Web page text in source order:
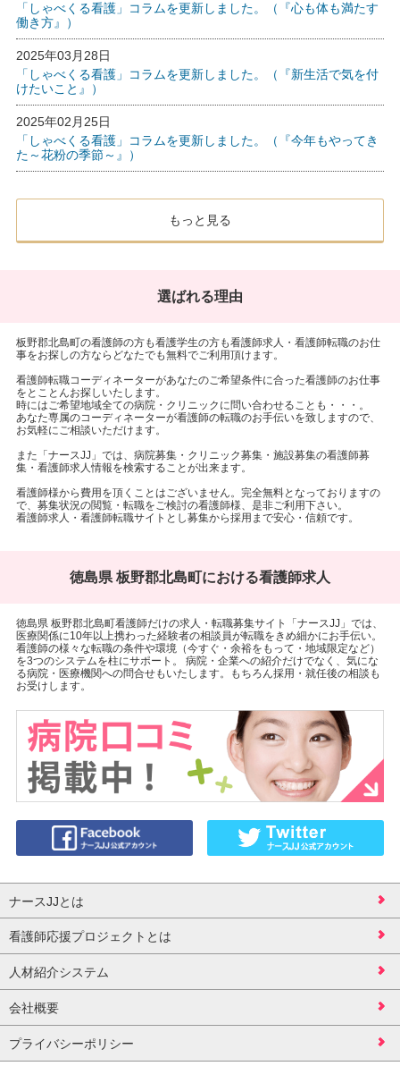
「しゃべくる看護」コラムを更新しました。（『心も体も満たす
働き方』）
2025年03月28日
「しゃべくる看護」コラムを更新しました。（『新生活で気を付
けたいこと』）
2025年02月25日
「しゃべくる看護」コラムを更新しました。（『今年もやってき
た～花粉の季節～』）
もっと見る
選ばれる理由
板野郡北島町の看護師の方も看護学生の方も看護師求人・看護師転職のお仕
事をお探しの方ならどなたでも無料でご利用頂けます。
看護師転職コーディネーターがあなたのご希望条件に合った看護師のお仕事
をとことんお探しいたします。
時にはご希望地域全ての病院・クリニックに問い合わせることも・・・。
あなた専属のコーディネーターが看護師の転職のお手伝いを致しますので、
お気軽にご相談いただけます。
また「ナースJJ」では、病院募集・クリニック募集・施設募集の看護師募
集・看護師求人情報を検索することが出来ます。
看護師様から費用を頂くことはございません。完全無料となっておりますの
で、募集状況の閲覧・転職をご検討の看護師様、是非ご利用下さい。
看護師求人・看護師転職サイトとし募集から採用まで安心・信頼です。
徳島県 板野郡北島町における看護師求人
徳島県 板野郡北島町看護師だけの求人・転職募集サイト「ナースJJ」では、
医療関係に10年以上携わった経験者の相談員が転職をきめ細かにお手伝い。
看護師の様々な転職の条件や環境（今すぐ・余裕をもって・地域限定など）
を3つのシステムを柱にサポート。 病院・企業への紹介だけでなく、気にな
る病院・医療機関への問合せもいたします。もちろん採用・就任後の相談も
お受けします。
ナースJJとは
看護師応援プロジェクトとは
人材紹介システム
会社概要
プライバシーポリシー